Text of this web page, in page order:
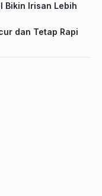
Bikin Irisan Lebih
dan Tetap Rapi